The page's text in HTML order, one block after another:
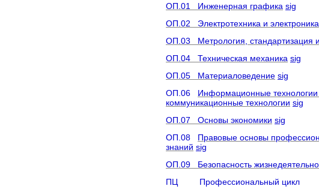
ОП.01 Инженерная графика sig
ОП.02 Электротехника и электроника
ОП.03 Метрология, стандартизация
ОП.04 Техническая механика sig
ОП.05 Материаловедение sig
ОП.06 Информационные
коммуникационные технологии sig
ОП.07 Основы экономики sig
ОП.08 Правовые основы
знаний sig
ОП.09 Безопасность
ПЦ Профессиональный цикл